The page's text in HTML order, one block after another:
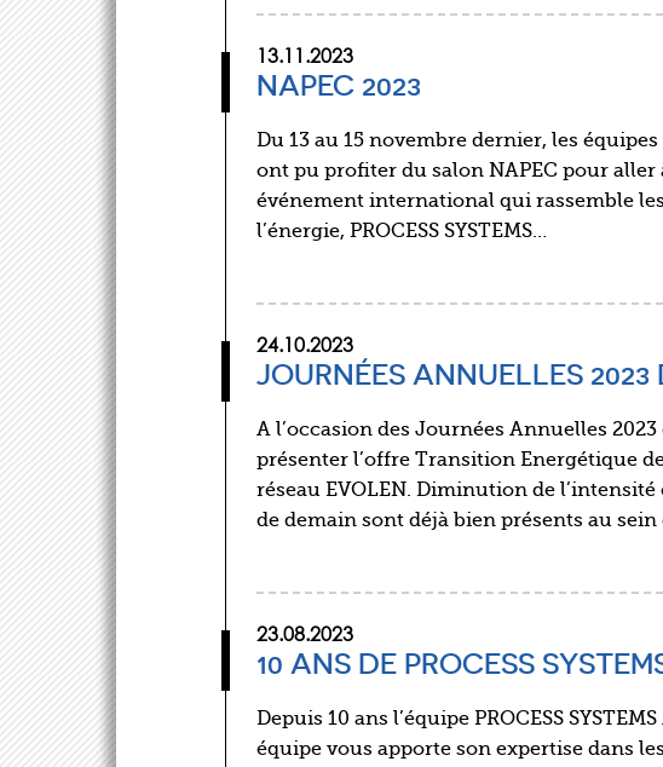
13.11.2023
NAPEC 2023
Du 13 au 15 novembre dernier, les équipes
ont pu profiter du salon NAPEC pour aller
événement international qui rassemble
l’énergie, PROCESS SYSTEMS…
24.10.2023
JOURNÉES ANNUELLES 2023
A l’occasion des Journées Annuelles
présenter l’offre Transition Energétique de
réseau EVOLEN. Diminution de
de demain sont déjà bien présents au sein
23.08.2023
10 ANS DE PROCESS
Depuis 10 ans l’équipe PROCESS
équipe vous apporte son expertise dans